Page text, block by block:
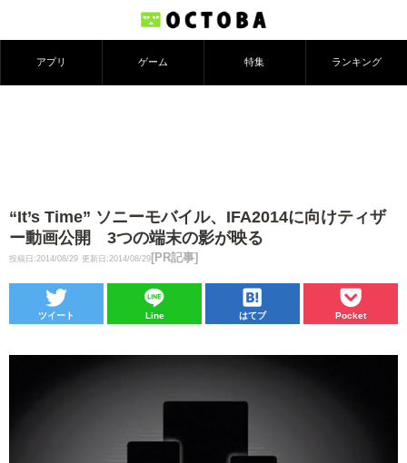
アプリ ゲーム 特集 ランキング
“It’s Time” ソニーモバイル、IFA2014に向けティザ
ー動画公開 3つの端末の影が映る
投稿日:2014/08/29 更新日:2014/08/29 [PR記事]
ツイート Line はてブ Pocket